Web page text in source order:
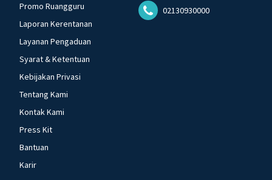
Promo Ruangguru
Laporan Kerentanan
Layanan Pengaduan
Syarat & Ketentuan
Kebijakan Privasi
Tentang Kami
Kontak Kami
Press Kit
Bantuan
Karir
02130930000